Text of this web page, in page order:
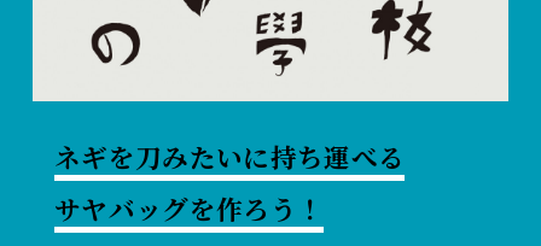
ネギを刀みたいに持ち運べる
サヤバッグを作ろう！